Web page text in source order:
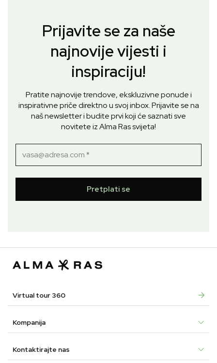
Prijavite se za naše
najnovije vijesti i
inspiraciju!
Pratite najnovije trendove, ekskluzivne ponude i
inspirativne priče direktno u svoj inbox. Prijavite se na
naš newsletter i budite prvi koji će saznati sve
novitete iz Alma Ras svijeta!
Pretplati se
Virtual tour 360
Kompanija
Kontaktirajte nas